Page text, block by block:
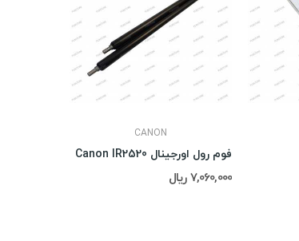
CANON
فوم رول اورجینال Canon IR2520
7,060,000 ریال